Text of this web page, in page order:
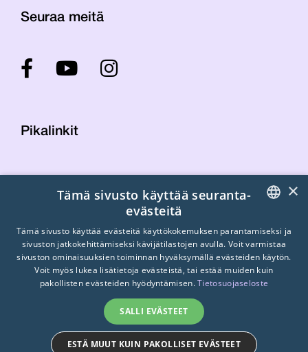
Seuraa meitä
Pikalinkit
Laskutustiedot
Tietosuojaseloste
Turvallisemman tilan periaatteet
© 2026 STTK. Made with ❤ byAvoin.Systems
FINNISH
SWEDISH
×
Tämä sivusto käyttää seuranta-
evästeitä
Tämä sivusto käyttää evästeitä käyttökokemuksen parantamiseksi ja
sivuston jatkokehittämiseksi kävijätilastojen avulla. Voit varmistaa
sivuston ominaisuuksien toiminnan hyväksymällä evästeiden käytön.
Voit myös lukea lisätietoja evästeistä, tai estää muiden kuin
pakollisten evästeiden hyödyntämisen.Tietosuojaseloste
SALLI EVÄSTEET
ESTÄ MUUT KUIN PAKOLLISET EVÄSTEET